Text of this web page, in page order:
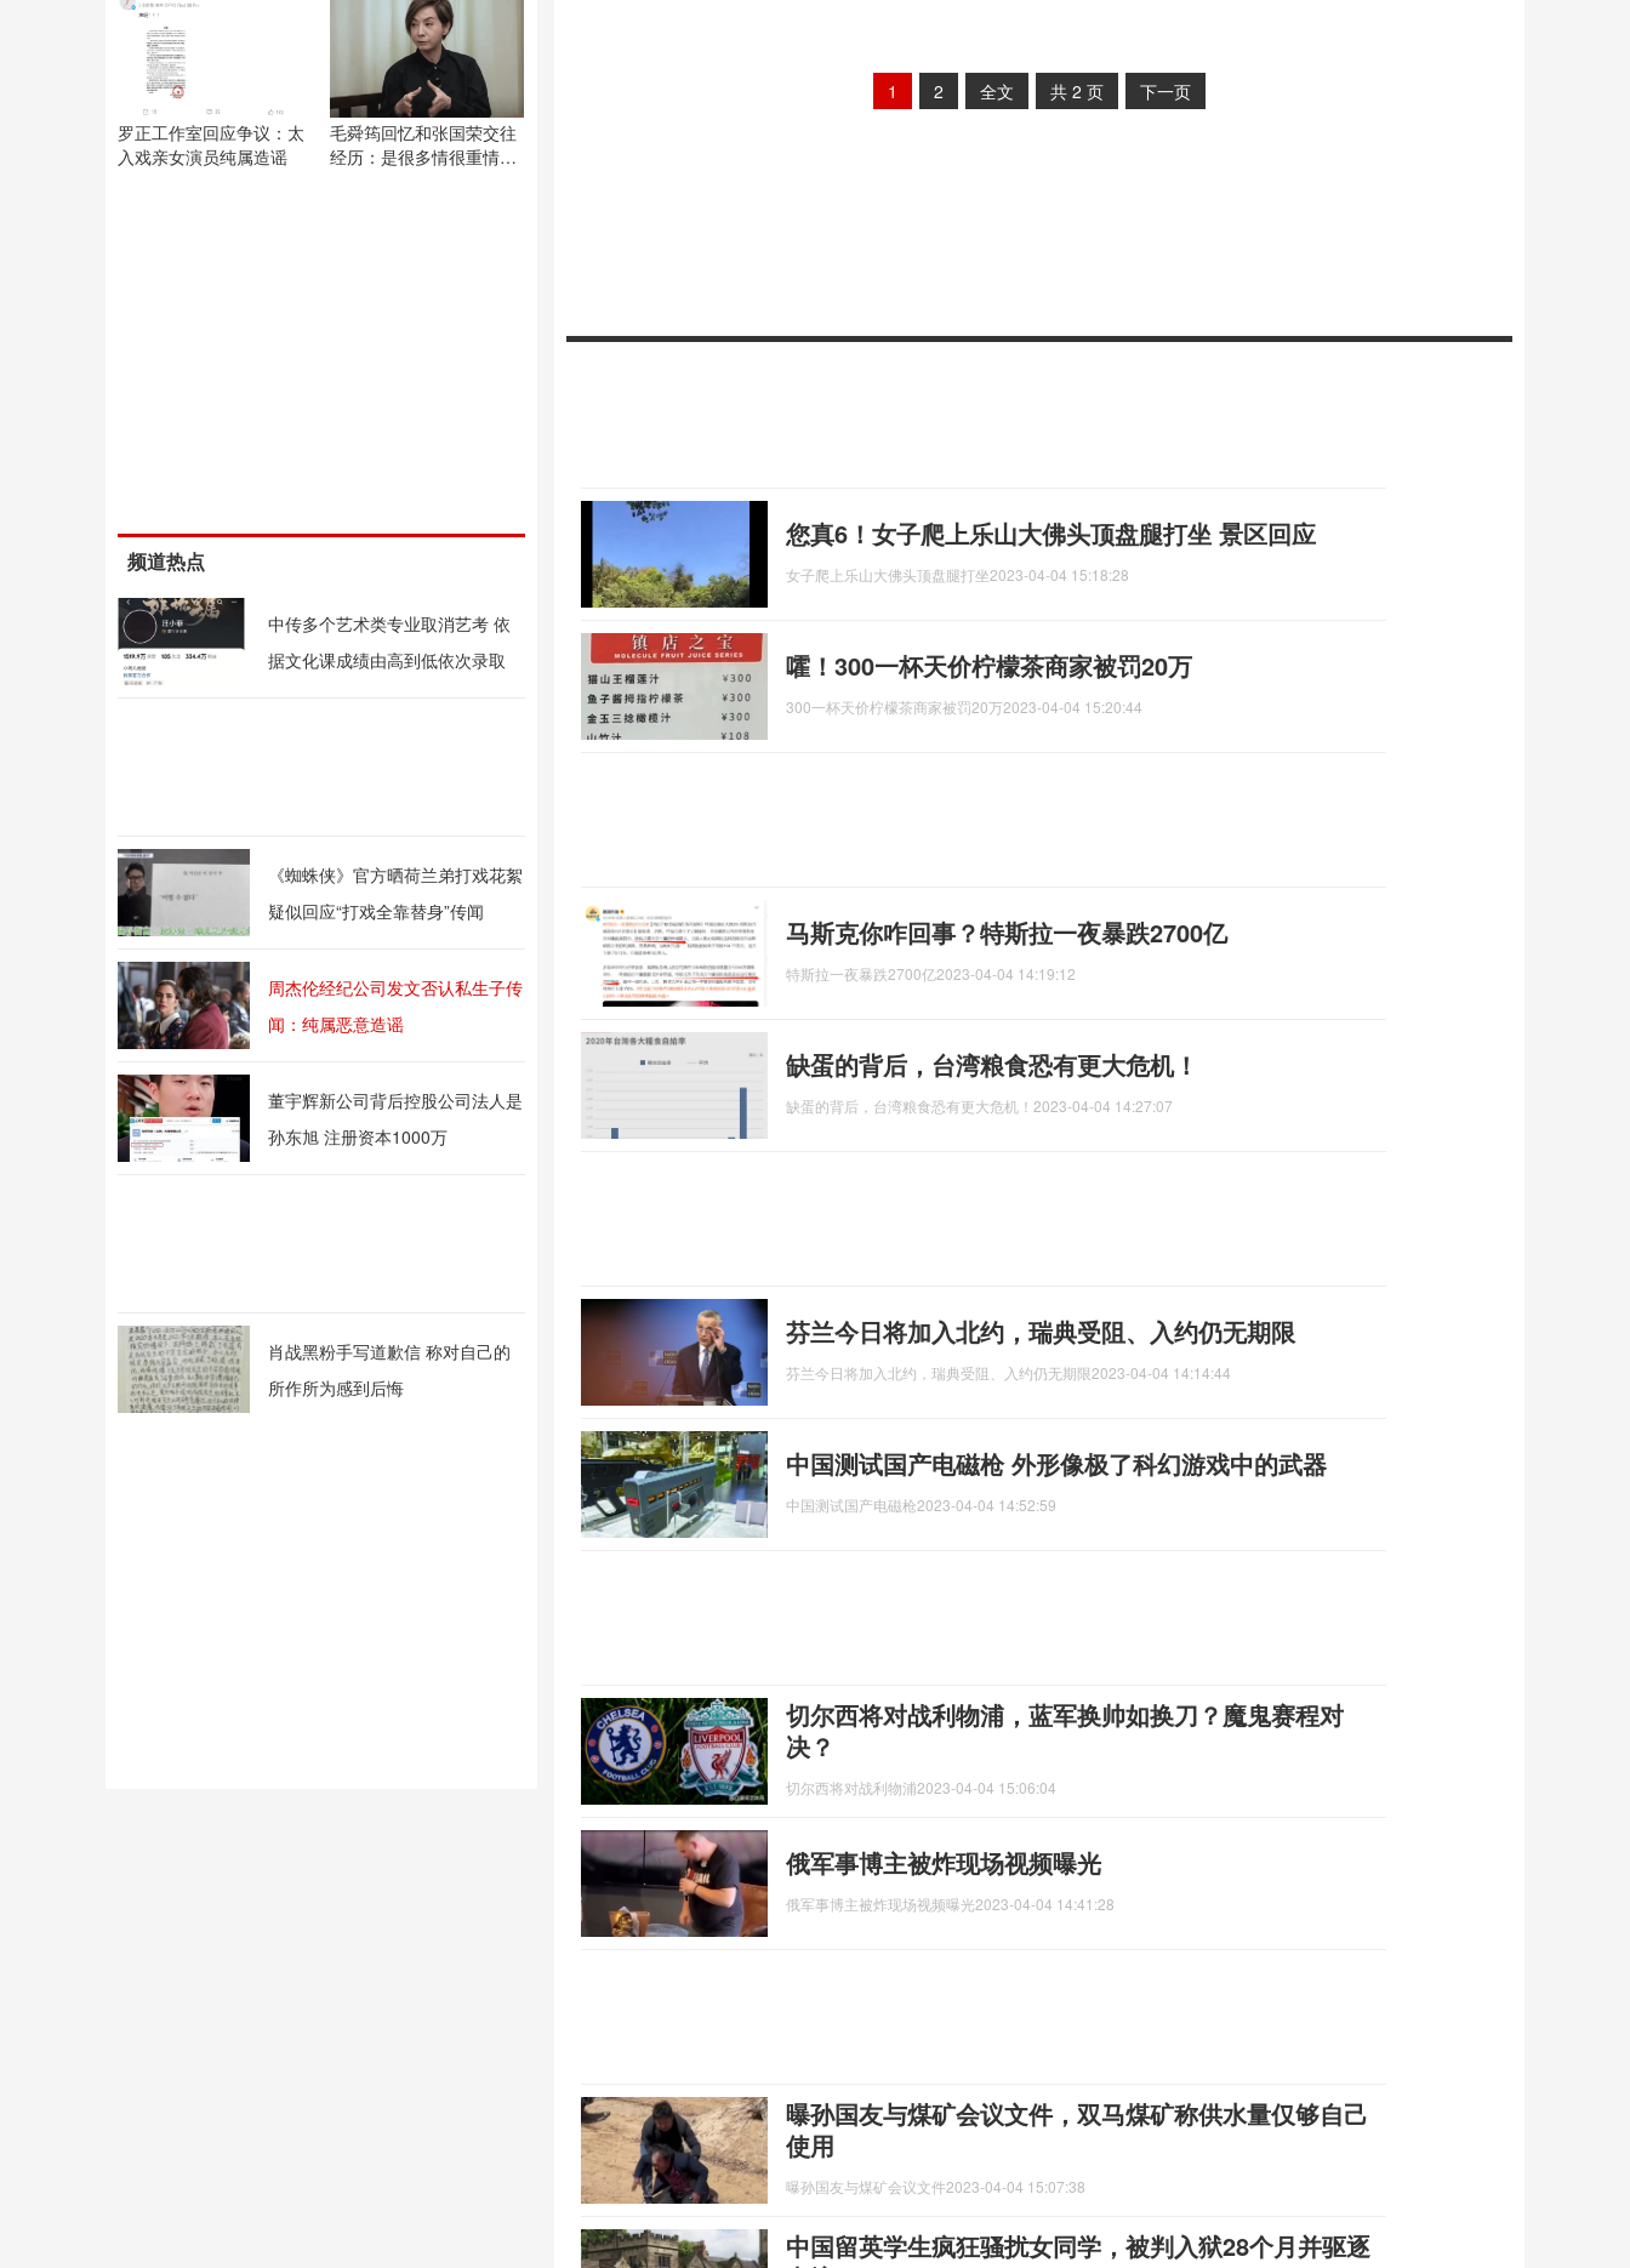
罗正工作室回应争议：太
入戏亲女演员纯属造谣
毛舜筠回忆和张国荣交往
经历：是很多情很重情的
频道热点
中传多个艺术类专业取消艺考 依
据文化课成绩由高到低依次录取
《蜘蛛侠》官方晒荷兰弟打戏花絮
疑似回应“打戏全靠替身”传闻
周杰伦经纪公司发文否认私生子传
闻：纯属恶意造谣
董宇辉新公司背后控股公司法人是
孙东旭 注册资本1000万
肖战黑粉手写道歉信 称对自己的
所作所为感到后悔
1 2 全文 共 2 页 下一页
您真6！女子爬上乐山大佛头顶盘腿打坐 景区回应
女子爬上乐山大佛头顶盘腿打坐2023-04-04 15:18:28
嚯！300一杯天价柠檬茶商家被罚20万
300一杯天价柠檬茶商家被罚20万2023-04-04 15:20:44
马斯克你咋回事？特斯拉一夜暴跌2700亿
特斯拉一夜暴跌2700亿2023-04-04 14:19:12
缺蛋的背后，台湾粮食恐有更大危机！
缺蛋的背后，台湾粮食恐有更大危机！ 2023-04-04 14:27:07
芬兰今日将加入北约，瑞典受阻、入约仍无期限
芬兰今日将加入北约，瑞典受阻、入约仍无期限2023-04-04 14:14:44
中国测试国产电磁枪 外形像极了科幻游戏中的武器
中国测试国产电磁枪2023-04-04 14:52:59
切尔西将对战利物浦，蓝军换帅如换刀？魔鬼赛程对
决？
切尔西将对战利物浦2023-04-04 15:06:04
俄军事博主被炸现场视频曝光
俄军事博主被炸现场视频曝光2023-04-04 14:41:28
曝孙国友与煤矿会议文件，双马煤矿称供水量仅够自己
使用
曝孙国友与煤矿会议文件2023-04-04 15:07:38
中国留英学生疯狂骚扰女同学，被判入狱28个月并驱逐